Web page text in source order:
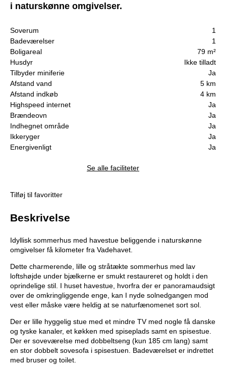
i naturskønne omgivelser.
Soverum
1
Badeværelser
1
Boligareal
79 m²
Husdyr
Ikke tilladt
Tilbyder miniferie
Ja
Afstand vand
5 km
Afstand indkøb
4 km
Highspeed internet
Ja
Brændeovn
Ja
Indhegnet område
Ja
Ikkeryger
Ja
Energivenligt
Ja
Se alle faciliteter
Tilføj til favoritter
Beskrivelse
Idyllisk sommerhus med havestue beliggende i naturskønne
omgivelser få kilometer fra Vadehavet.
Dette charmerende, lille og stråtækte sommerhus med lav
loftshøjde under bjælkerne er smukt restaureret og holdt i den
oprindelige stil. I huset havestue, hvorfra der er panoramaudsigt
over de omkringliggende enge, kan I nyde solnedgangen mod
vest eller måske være heldig at se naturfænomenet sort sol.
Der er lille hyggelig stue med et mindre TV med nogle få danske
og tyske kanaler, et køkken med spiseplads samt en spisestue.
Der er soveværelse med dobbeltseng (kun 185 cm lang) samt
en stor dobbelt sovesofa i spisestuen. Badeværelset er indrettet
med bruser og toilet.